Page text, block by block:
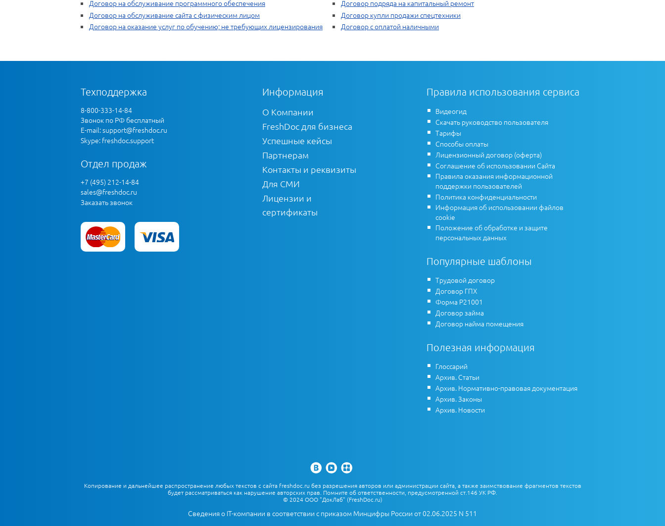
Договор на обслуживание программного обеспечения
Договор на обслуживание сайта с физическим лицом
Договор на оказание услуг по обучению; не требующих лицензирования
Договор подряда на капитальный ремонт
Договор купли продажи спецтехники
Договор с оплатой наличными
Техподдержка
8-800-333-14-84
Звонок по РФ бесплатный
E-mail:support@freshdoc.ru
Skype: freshdoc.support
Отдел продаж
+7 (495) 212-14-84
sales@freshdoc.ru
Заказать звонок
Информация
О Компании
FreshDoc для бизнеса
Успешные кейсы
Партнерам
Контакты и реквизиты
Для СМИ
Лицензии и
сертификаты
Правила использования сервиса
Видеогид
Скачать руководство пользователя
Тарифы
Способы оплаты
Лицензионный договор (оферта)
Соглашение об использовании Сайта
Правила оказания информационной
поддержки пользователей
Политика конфиденциальности
Информация об использовании файлов
cookie
Положение об обработке и защите
персональных данных
Популярные шаблоны
Трудовой договор
Договор ГПХ
Форма Р21001
Договор займа
Договор найма помещения
Полезная информация
Глоссарий
Архив. Статьи
Архив. Нормативно-правовая документация
Архив. Законы
Архив. Новости
Копирование и дальнейшее распространение любых текстов с сайта freshdoc.ru без разрешения авторов или администрации сайта, а также заимствование фрагментов текстов
будет рассматриваться как нарушение авторских прав. Помните об ответственности, предусмотренной ст.146 УК РФ.
© 2024 ООО "ДокЛаб" (FreshDoc.ru)
Сведения о IT-компании в соответствии с приказом Минцифры России от 02.06.2025 N 511